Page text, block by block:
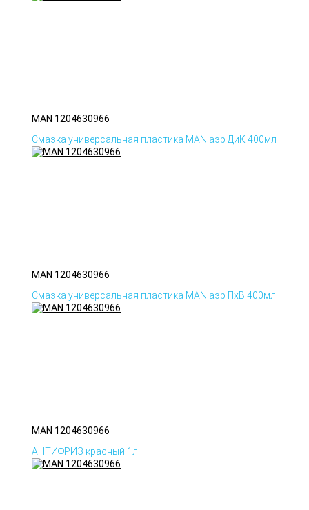
MAN 1204630966
Смазка универсальная пластика MAN аэр ДиК 400мл
MAN 1204630966
Смазка универсальная пластика MAN аэр ПхВ 400мл
MAN 1204630966
АНТИФРИЗ красный 1л.